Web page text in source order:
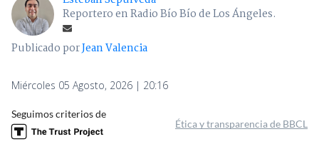
Reportero en Radio Bío Bío de Los Ángeles.
Publicado porJean Valencia
Miércoles 05 Agosto, 2026 | 20:16
Seguimos criterios de
Ética y transparencia de BBCL